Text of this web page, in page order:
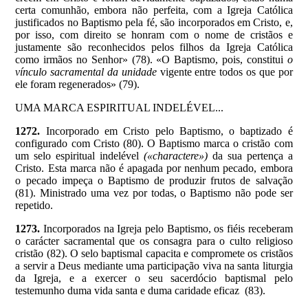
certa comunhão, embora não perfeita, com a Igreja Católica
justificados no Baptismo pela fé, são incorporados em Cristo, e,
por isso, com direito se honram com o nome de cristãos e
justamente são reconhecidos pelos filhos da Igreja Católica
como irmãos no Senhor» (78). «O Baptismo, pois, constitui o
vínculo sacramental da unidade vigente entre todos os que por
ele foram regenerados» (79).
UMA MARCA ESPIRITUAL INDELÉVEL...
1272. Incorporado em Cristo pelo Baptismo, o baptizado é
configurado com Cristo (80). O Baptismo marca o cristão com
um selo espiritual indelével («charactere») da sua pertença a
Cristo. Esta marca não é apagada por nenhum pecado, embora
o pecado impeça o Baptismo de produzir frutos de salvação
(81). Ministrado uma vez por todas, o Baptismo não pode ser
repetido.
1273. Incorporados na Igreja pelo Baptismo, os fiéis receberam
o carácter sacramental que os consagra para o culto religioso
cristão (82). O selo baptismal capacita e compromete os cristãos
a servir a Deus mediante uma participação viva na santa liturgia
da Igreja, e a exercer o seu sacer­dócio baptismal pelo
testemunho duma vida santa e duma caridade eficaz (83).